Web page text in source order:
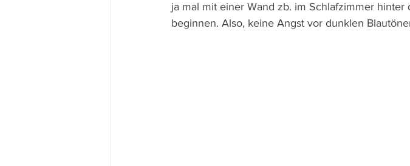
ja mal mit einer Wand zb. im Schlafzimmer
beginnen. Also, keine Angst vor dunklen